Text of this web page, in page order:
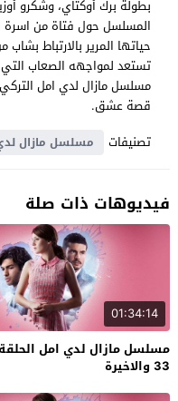
بطولة برك أوكتاي، وشكرو
المسلسل حول فتاة من
حياتها المرير بالارتباط
مسلسل مازال لدي امل
قصة عشق.
تصنيفات
مسلسل مازال
فيديوهات ذات صلة
01:34:14
مسلسل مازال لدي امل الحلقة
33 والاخيرة